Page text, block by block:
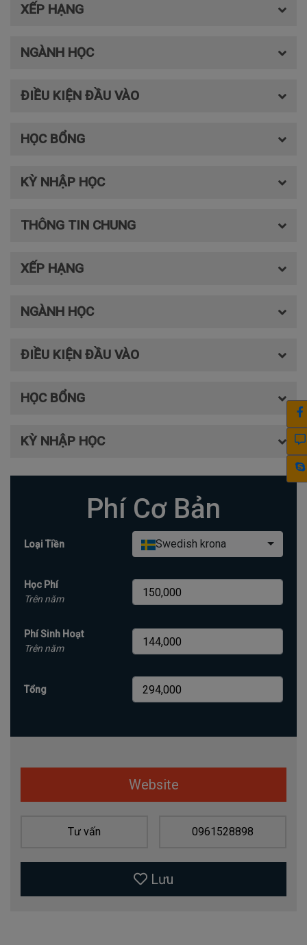
XẾP HẠNG
NGÀNH HỌC
ĐIỀU KIỆN ĐẦU VÀO
HỌC BỔNG
KỲ NHẬP HỌC
THÔNG TIN CHUNG
XẾP HẠNG
NGÀNH HỌC
ĐIỀU KIỆN ĐẦU VÀO
HỌC BỔNG
KỲ NHẬP HỌC
Phí Cơ Bản
Loại Tiền Swedish krona
Học Phí
Trên năm
Phí Sinh Hoạt
Trên năm
Tổng
Website
Tư vấn 0961528898
Lưu